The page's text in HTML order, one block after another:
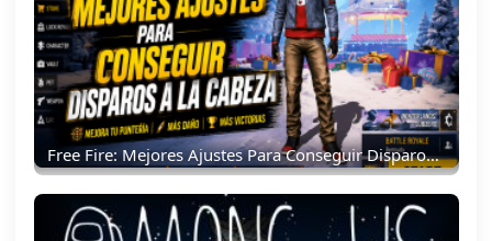
Free Fire: Mejores Ajustes Para Conseguir Disparos A La Cabeza